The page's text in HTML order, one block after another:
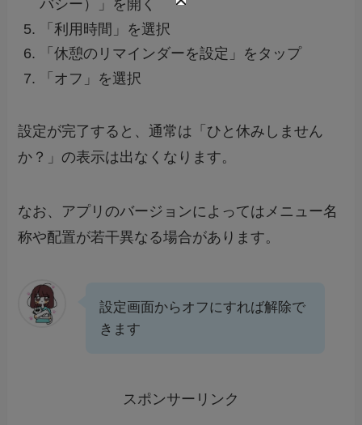
バシー）」を開く
「利用時間」を選択
「休憩のリマインダーを設定」をタップ
「オフ」を選択
設定が完了すると、通常は「ひと休みしません
か？」の表示は出なくなります。
なお、アプリのバージョンによってはメニュー名
称や配置が若干異なる場合があります。
設定画面からオフにすれば解除で
きます
スポンサーリンク